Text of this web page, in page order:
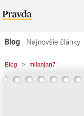
Blog
Najnovšie články
Najčítanejšie články
Najkomentovanejšie
Blog > milanjan7
> Je tá nevesta naozaj taká